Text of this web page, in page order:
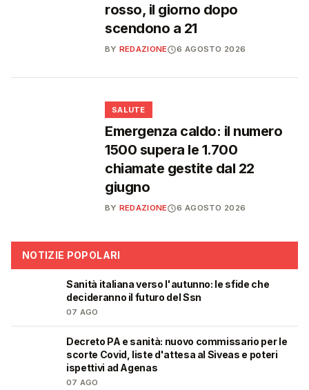
rosso, il giorno dopo
scendono a 21
BY REDAZIONE 6 AGOSTO 2026
SALUTE
Emergenza caldo: il numero
1500 supera le 1.700
chiamate gestite dal 22
giugno
BY REDAZIONE 6 AGOSTO 2026
NOTIZIE POPOLARI
Sanità italiana verso l'autunno: le sfide che
decideranno il futuro del Ssn
07 AGO
Decreto PA e sanità: nuovo commissario per le
scorte Covid, liste d'attesa al Siveas e poteri
ispettivi ad Agenas
07 AGO